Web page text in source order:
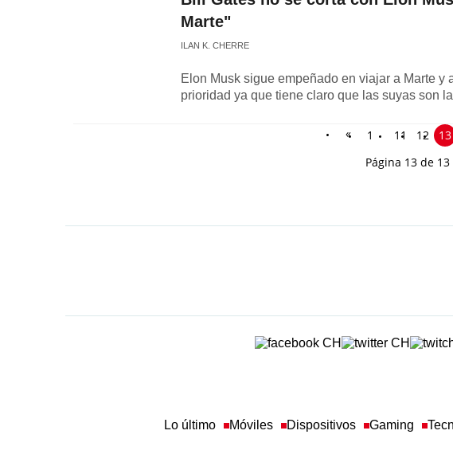
Marte"
ILAN K. CHERRE
Elon Musk sigue empeñado en viajar a Marte
prioridad ya que tiene claro que las suyas son
« 1 11 12
13
Página 13 de 13
Lo último Móviles Dispositivos Gaming